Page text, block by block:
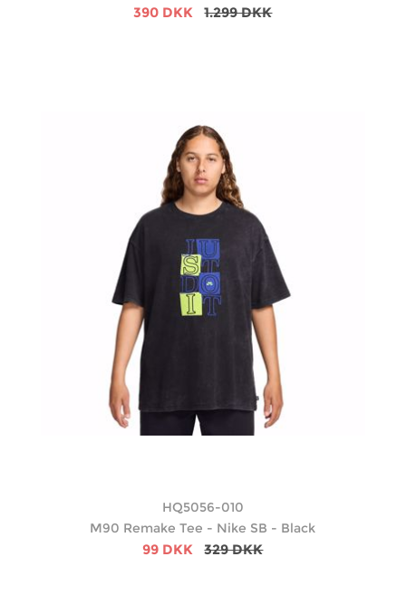
390 DKK 1.299 DKK
HQ5056-010
M90 Remake Tee - Nike SB - Black
99 DKK 329 DKK